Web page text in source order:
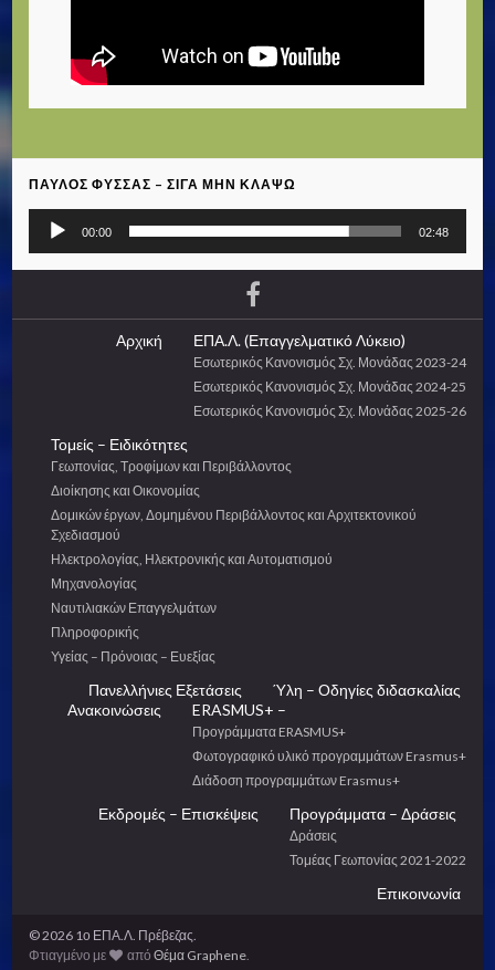
ΠΑΎΛΟΣ ΦΎΣΣΑΣ – ΣΙΓΆ ΜΗΝ ΚΛΆΨΩ
Πρόγραμμα
Ήχου
00:00 02:48
Αρχική ΕΠΑ.Λ. (Επαγγελματικό Λύκειο)
Εσωτερικός Κανονισμός Σχ. Μονάδας 2023-24
Εσωτερικός Κανονισμός Σχ. Μονάδας 2024-25
Εσωτερικός Κανονισμός Σχ. Μονάδας 2025-26
Τομείς – Ειδικότητες
Γεωπονίας, Τροφίμων και Περιβάλλοντος
Διοίκησης και Οικονομίας
Δομικών έργων, Δομημένου Περιβάλλοντος και Αρχιτεκτονικού
Σχεδιασμού
Ηλεκτρολογίας, Ηλεκτρονικής και Αυτοματισμού
Μηχανολογίας
Ναυτιλιακών Επαγγελμάτων
Πληροφορικής
Υγείας – Πρόνοιας – Ευεξίας
Πανελλήνιες Εξετάσεις
Ύλη – Οδηγίες διδασκαλίας
Ανακοινώσεις
ERASMUS+ –
Προγράμματα ERASMUS+
Φωτογραφικό υλικό προγραμμάτων Erasmus+
Διάδοση προγραμμάτων Erasmus+
Εκδρομές – Επισκέψεις Προγράμματα – Δράσεις
Δράσεις
Τομέας Γεωπονίας 2021-2022
Επικοινωνία
© 2026 1ο ΕΠΑ.Λ. Πρέβεζας.
Φτιαγμένο με
από Θέμα Graphene.